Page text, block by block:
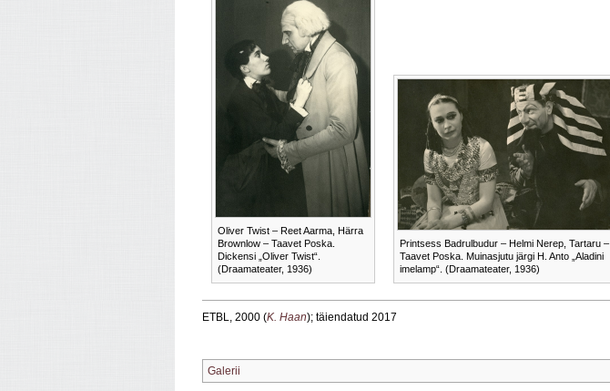
Oliver Twist – Reet Aarma, Härra
Brownlow – Taavet Poska.
Dickensi „Oliver Twist“.
(Draamateater, 1936)
Printsess Badrulbudur – Helmi Nerep, Tartaru –
Taavet Poska. Muinasjutu järgi H. Anto „Aladini
imelamp“. (Draamateater, 1936)
ETBL, 2000 (K. Haan); täiendatud 2017
Galerii